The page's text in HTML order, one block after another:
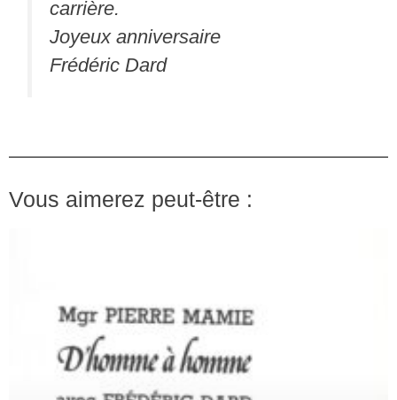
carrière.
Joyeux anniversaire
Frédéric Dard
Vous aimerez peut-être :